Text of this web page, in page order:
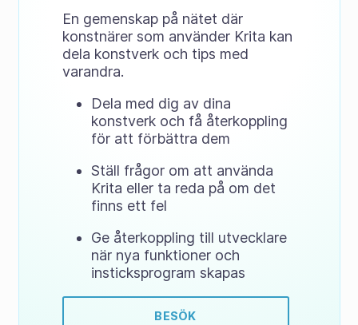
En gemenskap på nätet där
konstnärer som använder Krita kan
dela konstverk och tips med
varandra.
Dela med dig av dina
konstverk och få återkoppling
för att förbättra dem
Ställ frågor om att använda
Krita eller ta reda på om det
finns ett fel
Ge återkoppling till utvecklare
när nya funktioner och
insticksprogram skapas
BESÖK